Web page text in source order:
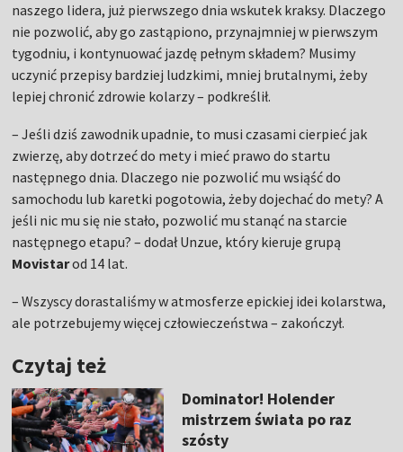
naszego lidera, już pierwszego dnia wskutek kraksy. Dlaczego
nie pozwolić, aby go zastąpiono, przynajmniej w pierwszym
tygodniu, i kontynuować jazdę pełnym składem? Musimy
uczynić przepisy bardziej ludzkimi, mniej brutalnymi, żeby
lepiej chronić zdrowie kolarzy – podkreślił.
– Jeśli dziś zawodnik upadnie, to musi czasami cierpieć jak
zwierzę, aby dotrzeć do mety i mieć prawo do startu
następnego dnia. Dlaczego nie pozwolić mu wsiąść do
samochodu lub karetki pogotowia, żeby dojechać do mety? A
jeśli nic mu się nie stało, pozwolić mu stanąć na starcie
następnego etapu? – dodał Unzue, który kieruje grupą
Movistarod 14 lat.
– Wszyscy dorastaliśmy w atmosferze epickiej idei kolarstwa,
ale potrzebujemy więcej człowieczeństwa – zakończył.
Czytaj też
Dominator! Holender
mistrzem świata po raz
szósty